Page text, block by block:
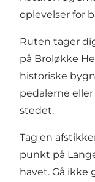
oplevelser for
Ruten tager
på Broløkke
historiske
pedalerne
stedet.
Tag en
punkt på
havet. Gå ikke